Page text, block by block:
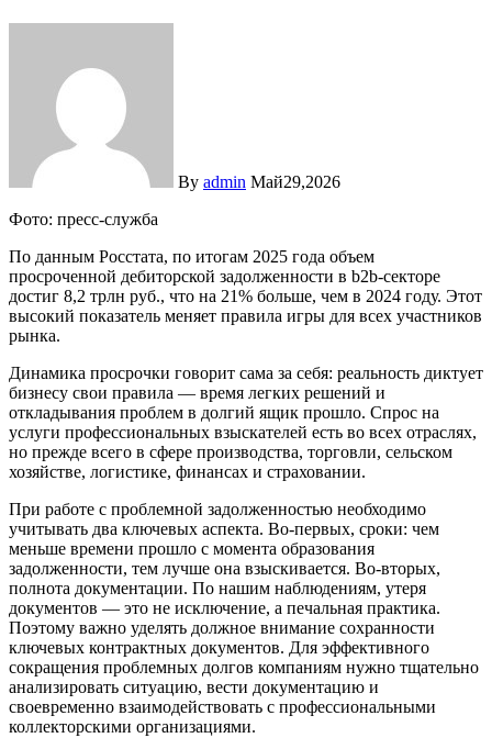
By admin Май29,2026
Фото: пресс-служба
По данным Росстата, по итогам 2025 года объем
просроченной дебиторской задолженности в b2b-секторе
достиг 8,2 трлн руб., что на 21% больше, чем в 2024 году. Этот
высокий показатель меняет правила игры для всех участников
рынка.
Динамика просрочки говорит сама за себя: реальность диктует
бизнесу свои правила — время легких решений и
откладывания проблем в долгий ящик прошло. Спрос на
услуги профессиональных взыскателей есть во всех отраслях,
но прежде всего в сфере производства, торговли, сельском
хозяйстве, логистике, финансах и страховании.
При работе с проблемной задолженностью необходимо
учитывать два ключевых аспекта. Во-первых, сроки: чем
меньше времени прошло с момента образования
задолженности, тем лучше она взыскивается. Во-вторых,
полнота документации. По нашим наблюдениям, утеря
документов — это не исключение, а печальная практика.
Поэтому важно уделять должное внимание сохранности
ключевых контрактных документов. Для эффективного
сокращения проблемных долгов компаниям нужно тщательно
анализировать ситуацию, вести документацию и
своевременно взаимодействовать с профессиональными
коллекторскими организациями.